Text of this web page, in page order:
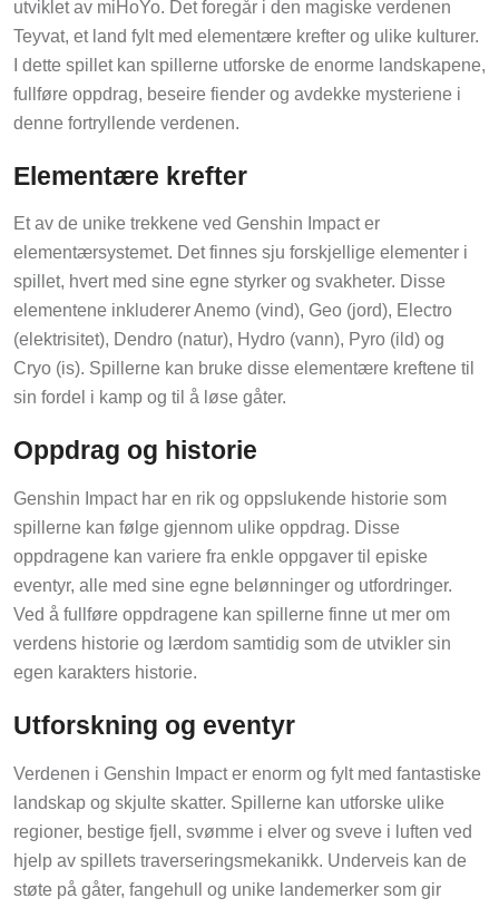
utviklet av miHoYo. Det foregår i den magiske verdenen
Teyvat, et land fylt med elementære krefter og ulike kulturer.
I dette spillet kan spillerne utforske de enorme landskapene,
fullføre oppdrag, beseire fiender og avdekke mysteriene i
denne fortryllende verdenen.
Elementære krefter
Et av de unike trekkene ved Genshin Impact er
elementærsystemet. Det finnes sju forskjellige elementer i
spillet, hvert med sine egne styrker og svakheter. Disse
elementene inkluderer Anemo (vind), Geo (jord), Electro
(elektrisitet), Dendro (natur), Hydro (vann), Pyro (ild) og
Cryo (is). Spillerne kan bruke disse elementære kreftene til
sin fordel i kamp og til å løse gåter.
Oppdrag og historie
Genshin Impact har en rik og oppslukende historie som
spillerne kan følge gjennom ulike oppdrag. Disse
oppdragene kan variere fra enkle oppgaver til episke
eventyr, alle med sine egne belønninger og utfordringer.
Ved å fullføre oppdragene kan spillerne finne ut mer om
verdens historie og lærdom samtidig som de utvikler sin
egen karakters historie.
Utforskning og eventyr
Verdenen i Genshin Impact er enorm og fylt med fantastiske
landskap og skjulte skatter. Spillerne kan utforske ulike
regioner, bestige fjell, svømme i elver og sveve i luften ved
hjelp av spillets traverseringsmekanikk. Underveis kan de
støte på gåter, fangehull og unike landemerker som gir